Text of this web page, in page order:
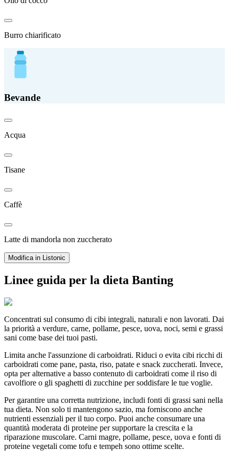
Burro chiarificato
Bevande
Acqua
Tisane
Caffè
Latte di mandorla non zuccherato
Modifica in Listonic
Linee guida per la dieta Banting
Concentrati sul consumo di cibi integrali, naturali e non lavorati. Dai
la priorità a verdure, carne, pollame, pesce, uova, noci, semi e grassi
sani come base dei tuoi pasti.
Limita anche l'assunzione di carboidrati. Riduci o evita cibi ricchi di
carboidrati come pane, pasta, riso, patate e snack zuccherati. Invece,
opta per alternative a basso contenuto di carboidrati come il riso di
cavolfiore o gli spaghetti di zucchine per soddisfare le tue voglie.
Per garantire una corretta nutrizione, includi fonti di grassi sani nella
tua dieta. Non solo ti mantengono sazio, ma forniscono anche
nutrienti essenziali per il tuo corpo. Puoi anche consumare una
quantità moderata di proteine per supportare la crescita e la
riparazione muscolare. Carni magre, pollame, pesce, uova e fonti di
proteine vegetali come tofu e tempeh sono ottime scelte.